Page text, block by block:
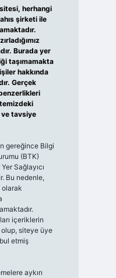
herhangi
şirketi ile
Burada yer
taşımamakta
hakkında
Gerçek
tavsiye
gereğince Bilgi
(BTK)
Sağlayıcı
Bu nedenle,
içeriklerin
siteye üye
etmiş
aykırı